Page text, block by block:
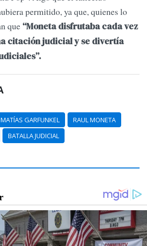
permitido, ya que, quienes lo
que “Moneta disfrutaba cada vez
citación judicial y se divertía
MATÍAS GARFUNKEL
RAUL MONETA
BATALLA JUDICIAL